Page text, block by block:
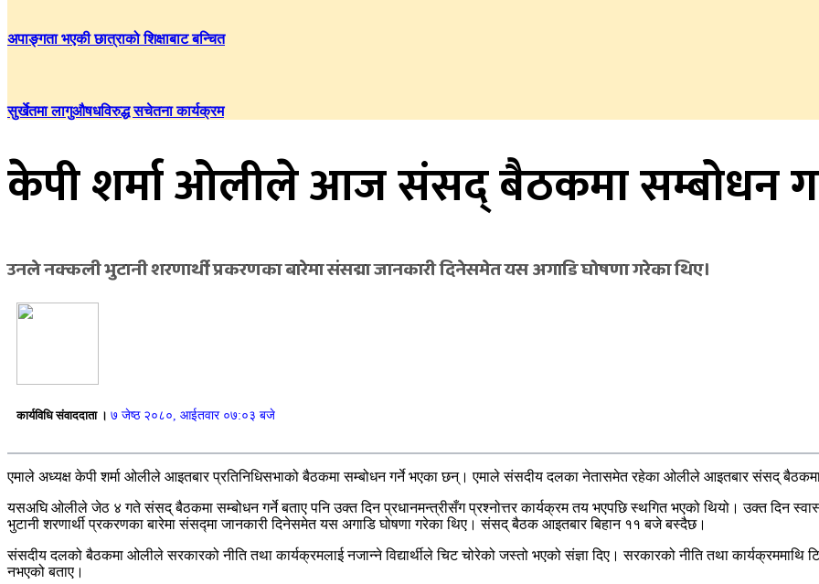
अपाङ्गता भएकी छात्राको शिक्षाबाट बन्चित
सुर्खेतमा लागुऔषधविरुद्ध सचेतना कार्यक्रम
केपी शर्मा ओलीले आज संसद् बैठकमा सम्बोधन
उनले नक्कली भुटानी शरणार्थी प्रकरणका बारेमा संसद्मा जानकारी दिनेसमेत यस अगाडि घोषणा गरेका थिए।
कार्यविधि संवाददाता । ७ जेष्ठ २०८०, आईतवार ०७:०३ बजे
एमाले अध्यक्ष केपी शर्मा ओलीले आइतबार प्रतिनिधिसभाको बैठकमा सम्बोधन गर्ने भएका छन्। एमाले संसदीय दलका नेतासमेत रहेका ओलीले आइतबार संसद्
यसअघि ओलीले जेठ ४ गते संसद् बैठकमा सम्बोधन गर्ने बताए पनि उक्त दिन प्रधानमन्त्रीसँग प्रश्नोत्तर कार्यक्रम तय भएपछि स्थगित भएको थियो। उक्त दिन
भुटानी शरणार्थी प्रकरणका बारेमा संसद्मा जानकारी दिनेसमेत यस अगाडि घोषणा गरेका थिए। संसद् बैठक आइतबार बिहान ११ बजे बस्दैछ।
संसदीय दलको बैठकमा ओलीले सरकारको नीति तथा कार्यक्रमलाई नजान्ने विद्यार्थीले चिट चोरेको जस्तो भएको संज्ञा दिए। सरकारको नीति तथा कार्यक्रममाथि
नभएको बताए।